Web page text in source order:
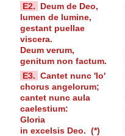
E2.
Deum de Deo,
lumen de lumine,
gestant puellae
viscera.
Deum verum,
genitum non factum.
E3. Cantet nunc 'Io'
chorus angelorum;
cantet nunc aula
caelestium:
Gloria
in excelsis Deo. (*)